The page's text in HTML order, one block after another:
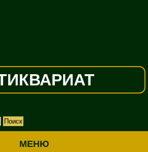
МЕНЮ